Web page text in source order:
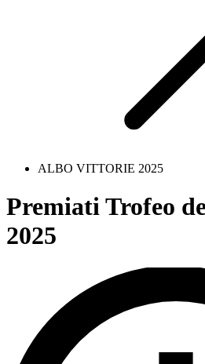
ALBO VITTORIE 2025
Premiati Trofeo
2025